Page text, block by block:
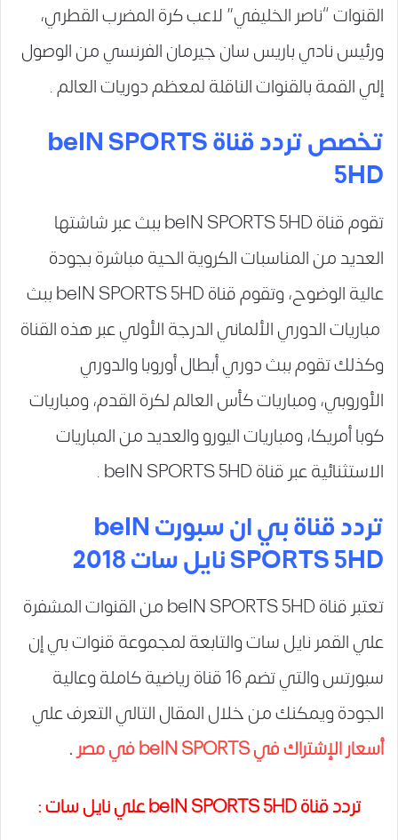
القنوات “ناصر الخليفي” لاعب كرة المضرب القطري،
ورئيس نادي باريس سان جيرمان الفرنسي من الوصول
إلي القمة بالقنوات الناقلة لمعظم دوريات العالم .
تخصص تردد قناة beIN SPORTS
5HD
تقوم قناة beIN SPORTS 5HD ببث عبر شاشتها
العديد من المناسبات الكروية الحية مباشرة بجودة
عالية الوضوح، وتقوم قناة beIN SPORTS 5HD ببث
مباريات الدوري الألماني الدرجة الأولي عبر هذه القناة
وكذلك تقوم ببث دوري أبطال أوروبا والدوري
الأوروبي، ومباريات كأس العالم لكرة القدم، ومباريات
كوبا أمريكا، ومباريات اليورو والعديد من المباريات
الاستثنائية عبر قناة beIN SPORTS 5HD .
تردد قناة بي ان سبورت beIN
SPORTS 5HD نايل سات 2018
تعتبر قناة beIN SPORTS 5HD من القنوات المشفرة
علي القمر نايل سات والتابعة لمجموعة قنوات بي إن
سبورتس والتي تضم 16 قناة رياضية كاملة وعالية
الجودة ويمكنك من خلال المقال التالي التعرف علي
أسعار الإشتراك في beIN SPORTS في مصر
.
تردد قناة beIN SPORTS 5HD علي نايل سات :